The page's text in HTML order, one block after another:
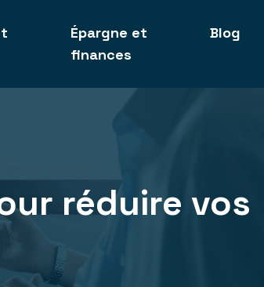
Épargne et
finances
Blog
réduire vos